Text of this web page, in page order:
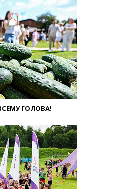
ГОЛОВА!